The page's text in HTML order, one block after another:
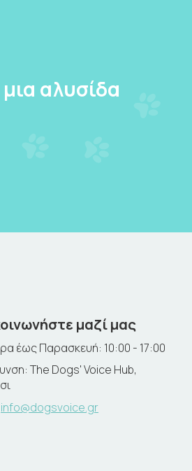
μια αλυσίδα
μαζί μας
έως Παρασκευή: 10:00 - 17:00
The Dogs' Voice Hub,
info@dogsvoice.gr